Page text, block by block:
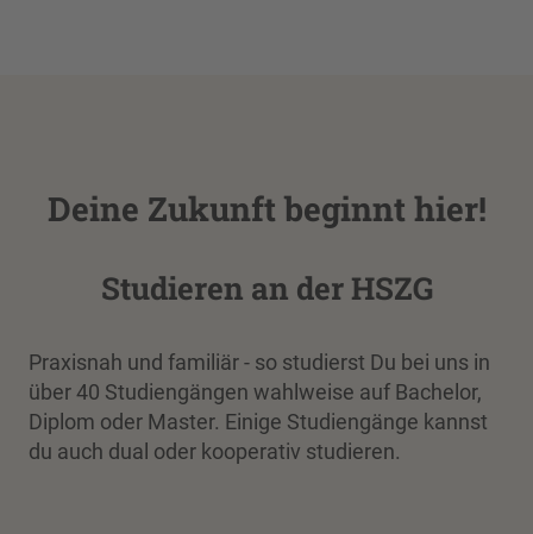
Deine Zukunft beginnt hier!
Studieren an der HSZG
Praxisnah und familiär - so studierst Du bei uns in
über 40 Studiengängen wahlweise auf Bachelor,
Diplom oder Master. Einige Studiengänge kannst
du auch dual oder kooperativ studieren.